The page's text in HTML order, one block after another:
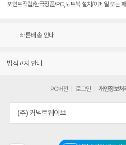
포인트적립/한국정품/PC,노트북 설치/이메일 또는
빠른배송 안내
법적고지 안내
PC버전 로그인 개인정보처
(주) 커넥트웨이브